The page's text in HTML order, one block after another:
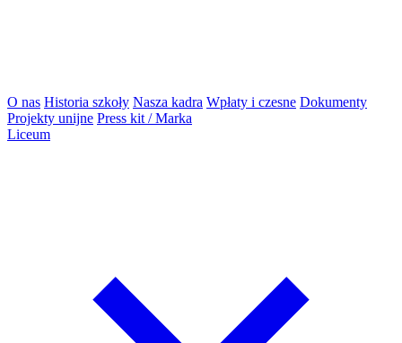
O nas Historia szkoły Nasza kadra Wpłaty i czesne Dokumenty
Projekty unijne Press kit / Marka
Liceum